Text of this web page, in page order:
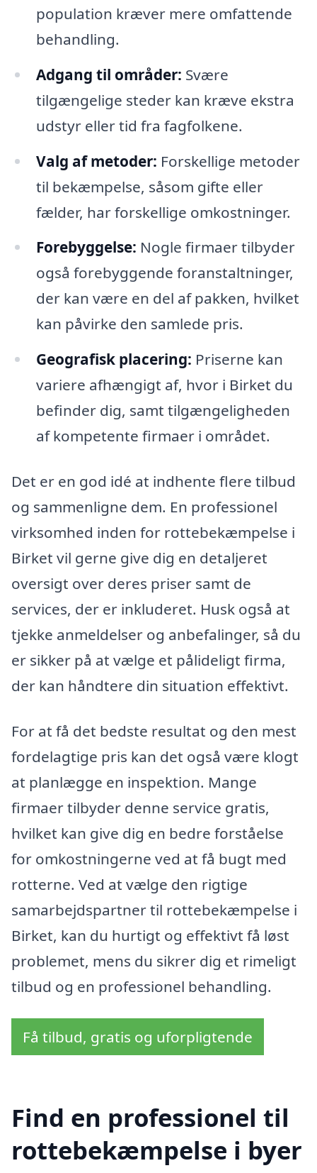
population kræver mere omfattende
behandling.
Adgang til områder: Svære
tilgængelige steder kan kræve ekstra
udstyr eller tid fra fagfolkene.
Valg af metoder: Forskellige metoder
til bekæmpelse, såsom gifte eller
fælder, har forskellige omkostninger.
Forebyggelse: Nogle firmaer tilbyder
også forebyggende foranstaltninger,
der kan være en del af pakken, hvilket
kan påvirke den samlede pris.
Geografisk placering: Priserne kan
variere afhængigt af, hvor i Birket du
befinder dig, samt tilgængeligheden
af kompetente firmaer i området.
Det er en god idé at indhente flere tilbud
og sammenligne dem. En professionel
virksomhed inden for rottebekæmpelse i
Birket vil gerne give dig en detaljeret
oversigt over deres priser samt de
services, der er inkluderet. Husk også at
tjekke anmeldelser og anbefalinger, så du
er sikker på at vælge et pålideligt firma,
der kan håndtere din situation effektivt.
For at få det bedste resultat og den mest
fordelagtige pris kan det også være klogt
at planlægge en inspektion. Mange
firmaer tilbyder denne service gratis,
hvilket kan give dig en bedre forståelse
for omkostningerne ved at få bugt med
rotterne. Ved at vælge den rigtige
samarbejdspartner til rottebekæmpelse i
Birket, kan du hurtigt og effektivt få løst
problemet, mens du sikrer dig et rimeligt
tilbud og en professionel behandling.
Få tilbud, gratis og uforpligtende
Find en professionel til
rottebekæmpelse i byer